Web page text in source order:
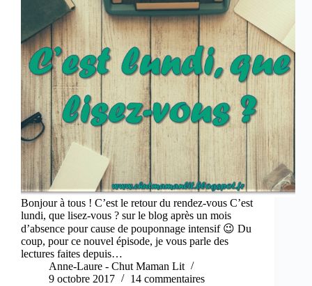
Bonjour à tous ! C’est le retour du rendez-vous C’est
lundi, que lisez-vous ? sur le blog après un mois
d’absence pour cause de pouponnage intensif 😉 Du
coup, pour ce nouvel épisode, je vous parle des
lectures faites depuis…
Anne-Laure - Chut Maman Lit
9 octobre 2017
14 commentaires